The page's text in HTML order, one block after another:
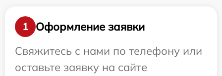
1
Оформление заявки
Свяжитесь с нами по телефону или
оставьте заявку на сайте